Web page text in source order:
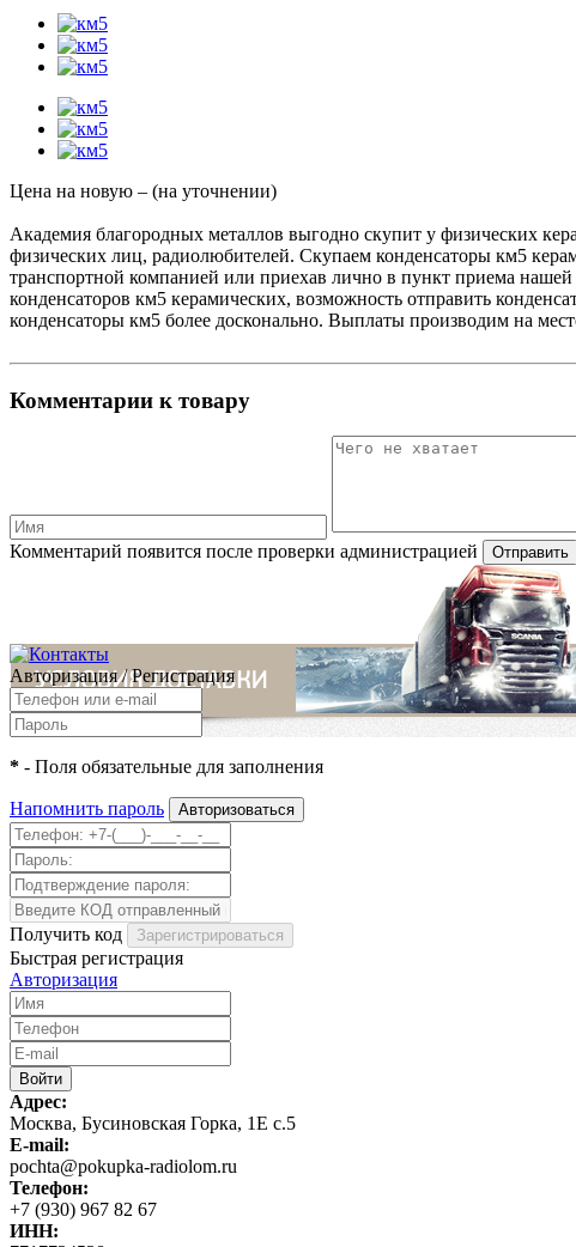
Цена на новую – (на уточнении)
Академия благородных металлов выгодно скупит у физических
физических лиц, радиолюбителей. Скупаем конденсаторы км5
транспортной компанией или приехав лично в пункт приема
конденсаторов км5 керамических, возможность отправить
конденсаторы км5 более досконально. Выплаты производим на
Комментарии к товару
Комментарий появится после проверки администрацией
Авторизация/Регистрация
* - Поля обязательные для заполнения
Напомнить пароль
Получить код
Быстрая регистрация
Авторизация
Адрес:
Москва, Бусиновская Горка, 1Е с.5
E-mail:
pochta@pokupka-radiolom.ru
Телефон:
+7 (930) 967 82 67
ИНН: